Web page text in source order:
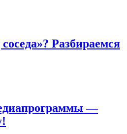
Разбираемся
—